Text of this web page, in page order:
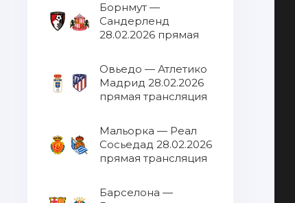
Борнмут —
Сандерленд
28.02.2026 прямая
Овьедо — Атлетико
Мадрид 28.02.2026
прямая трансляция
Мальорка — Реал
Сосьедад 28.02.2026
прямая трансляция
Барселона —